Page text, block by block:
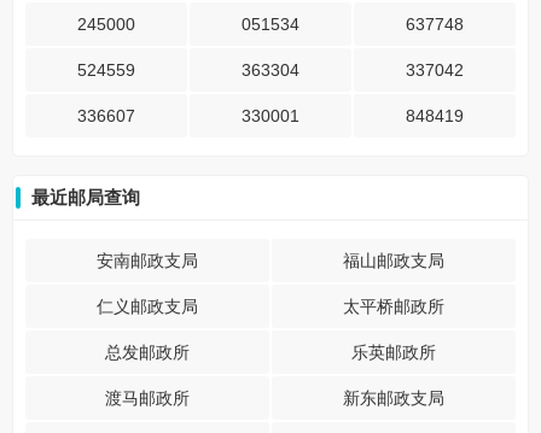
245000 051534 637748
524559 363304 337042
336607 330001 848419
最近邮局查询
安南邮政支局 福山邮政支局
仁义邮政支局 太平桥邮政所
总发邮政所 乐英邮政所
渡马邮政所 新东邮政支局